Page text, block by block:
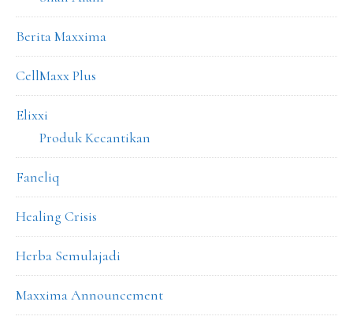
Berita Maxxima
CellMaxx Plus
Elixxi
Produk Kecantikan
Faneliq
Healing Crisis
Herba Semulajadi
Maxxima Announcement